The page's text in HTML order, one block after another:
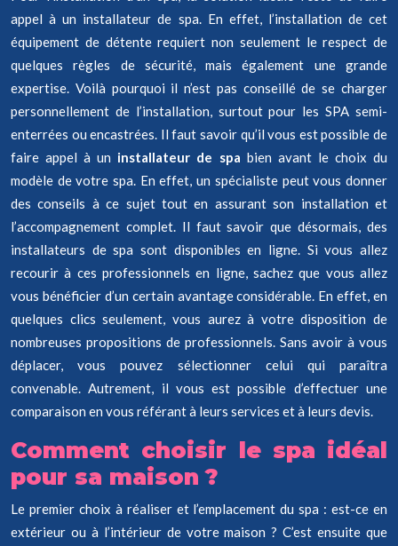
appel à un installateur de spa. En effet, l’installation de cet
équipement de détente requiert non seulement le respect de
quelques règles de sécurité, mais également une grande
expertise. Voilà pourquoi il n’est pas conseillé de se charger
personnellement de l’installation, surtout pour les SPA semi-
enterrées ou encastrées. Il faut savoir qu’il vous est possible de
faire appel à un installateur de spa bien avant le choix du
modèle de votre spa. En effet, un spécialiste peut vous donner
des conseils à ce sujet tout en assurant son installation et
l’accompagnement complet. Il faut savoir que désormais, des
installateurs de spa sont disponibles en ligne. Si vous allez
recourir à ces professionnels en ligne, sachez que vous allez
vous bénéficier d’un certain avantage considérable. En effet, en
quelques clics seulement, vous aurez à votre disposition de
nombreuses propositions de professionnels. Sans avoir à vous
déplacer, vous pouvez sélectionner celui qui paraîtra
convenable. Autrement, il vous est possible d’effectuer une
comparaison en vous référant à leurs services et à leurs devis.
Comment choisir le spa idéal
pour sa maison ?
Le premier choix à réaliser et l’emplacement du spa : est-ce en
extérieur ou à l’intérieur de votre maison ? C’est ensuite que